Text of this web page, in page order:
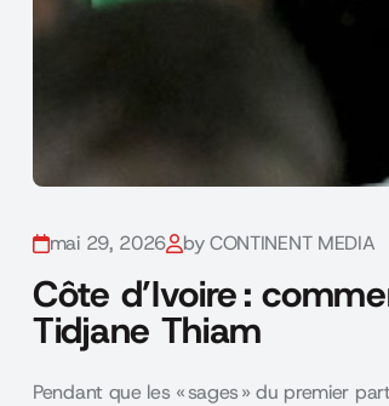
mai 29, 2026 by CONTINENT MEDIA
Côte d’Ivoire :
Tidjane Thiam
Pendant que les « sages » du premier